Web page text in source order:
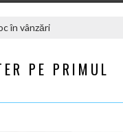
în vânzări
PE PRIMUL